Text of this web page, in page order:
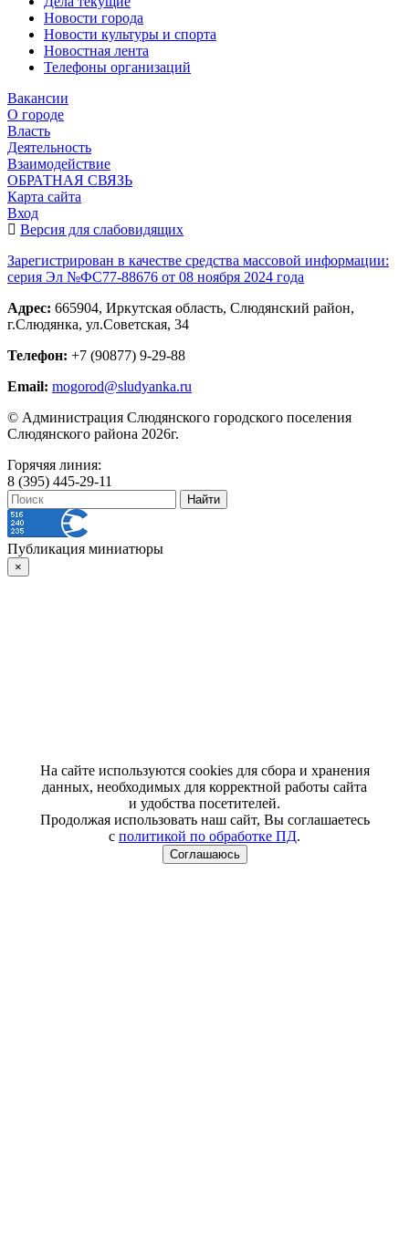
Новости города
Новости культуры и спорта
Новостная лента
Телефоны организаций
Вакансии
О городе
Власть
Деятельность
Взаимодействие
ОБРАТНАЯ СВЯЗЬ
Карта сайта
Вход
Версия для слабовидящих
Зарегистрирован в качестве средства массовой информации:
серия Эл №ФС77-88676 от 08 ноября 2024 года
Адрес: 665904, Иркутская область, Слюдянский район,
г.Слюдянка, ул.Советская, 34
Телефон: +7 (90877) 9-29-88
Email: mogorod@sludyanka.ru
© Администрация Слюдянского городского поселения
Слюдянского района 2026г.
Горячяя линия:
8 (395) 445-29-11
Публикация миниатюры
×
На сайте используются cookies для сбора и хранения
данных, необходимых для корректной работы сайта
и удобства посетителей.
Продолжая использовать наш сайт, Вы соглашаетесь
с политикой по обработке ПД.
Соглашаюсь